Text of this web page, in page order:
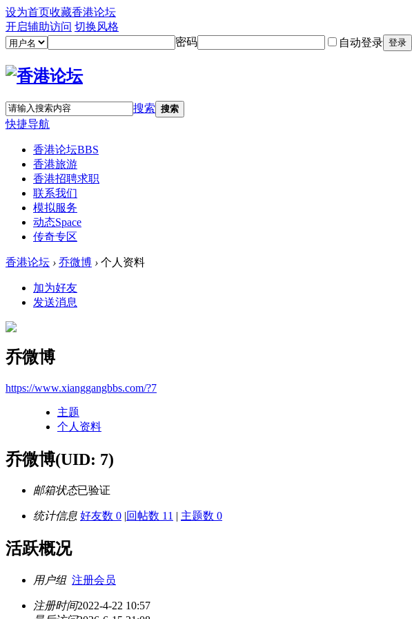
设为首页收藏香港论坛
开启辅助访问 切换风格
密码
自动登录 登录
搜索 搜索
快捷导航
香港论坛BBS
香港旅游
香港招聘求职
联系我们
模拟服务
动态Space
传奇专区
香港论坛 › 乔微博 › 个人资料
加为好友
发送消息
乔微博
https://www.xianggangbbs.com/?7
主题
个人资料
乔微博(UID: 7)
邮箱状态已验证
统计信息 好友数 0 |回帖数 11 | 主题数 0
活跃概况
用户组 注册会员
注册时间2022-4-22 10:57